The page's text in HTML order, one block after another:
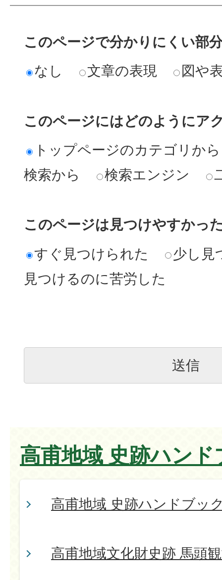
このページで分かりにくい部
なし
文章の表現 図や
このページにはどのようにア
トップページのカテゴリから
検索から
検索エンジン
このページは見つけやすかっ
すぐ見つけられた
少し見
見つけるのに苦労した
高甫地域 史跡ハンド
高甫地域 史跡ハンドブッ
高甫地域文化財史跡 馬頭